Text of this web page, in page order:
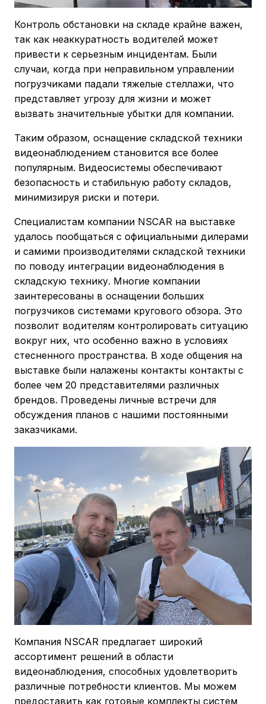
Контроль обстановки на складе крайне важен,
так как неаккуратность водителей может
привести к серьезным инцидентам. Были
случаи, когда при неправильном управлении
погрузчиками падали тяжелые стеллажи, что
представляет угрозу для жизни и может
вызвать значительные убытки для компании.
Таким образом, оснащение складской техники
видеонаблюдением становится все более
популярным. Видеосистемы обеспечивают
безопасность и стабильную работу складов,
минимизируя риски и потери.
Специалистам компании NSCAR на выставке
удалось пообщаться с официальными дилерами
и самими производителями складской техники
по поводу интеграции видеонаблюдения в
складскую технику. Многие компании
заинтересованы в оснащении больших
погрузчиков системами кругового обзора. Это
позволит водителям контролировать ситуацию
вокруг них, что особенно важно в условиях
стесненного пространства. В ходе общения на
выставке были налажены контакты контакты с
более чем 20 представителями различных
брендов. Проведены личные встречи для
обсуждения планов с нашими постоянными
заказчиками.
Компания NSCAR предлагает широкий
ассортимент решений в области
видеонаблюдения, способных удовлетворить
различные потребности клиентов. Мы можем
предоставить как готовые комплекты систем